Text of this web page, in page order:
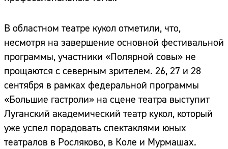
В областном театре кукол отметили, что,
несмотря на завершение основной фестивальной
программы, участники «Полярной совы» не
прощаются с северным зрителем. 26, 27 и 28
сентября в рамках федеральной программы
«Большие гастроли» на сцене театра выступит
Луганский академический театр кукол, который
уже успел порадовать спектаклями юных
театралов в Росляково, в Коле и Мурмашах.